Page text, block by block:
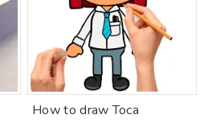
How to draw Toca